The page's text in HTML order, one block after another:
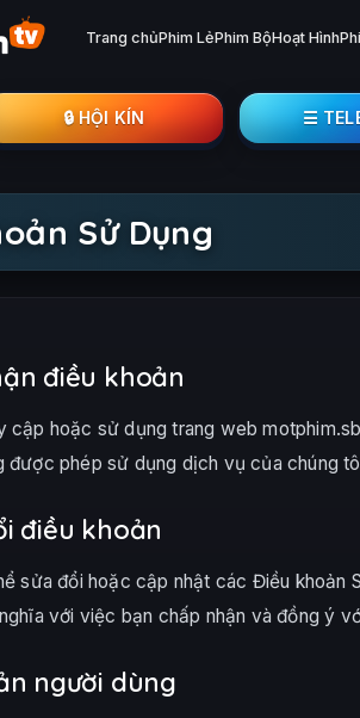
Trang chủPhim LẻPhim BộHoạt Hình
🔒︎ HỘI KÍN ☰
Sử Dụng
điều khoản
cập hoặc sử dụng trang web
được phép sử dụng dịch vụ của chúng
điều khoản
sửa đổi hoặc cập nhật các Điều khoản
với việc bạn chấp nhận và đồng ý
người dùng